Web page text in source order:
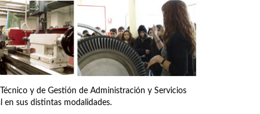
y de Gestión de Administración y Servicios
en sus distintas modalidades.